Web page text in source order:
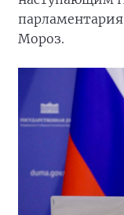
Мороз.